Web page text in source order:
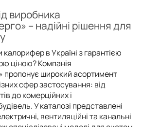
виробника
– надійні рішення для
в Україні з гарантією
ціною? Компанія
пропонує широкий асортимент
сфер застосування: від
до комерційних і
У каталозі представлені
вентиляційні та канальні